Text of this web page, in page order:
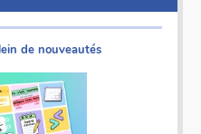
de nouveautés